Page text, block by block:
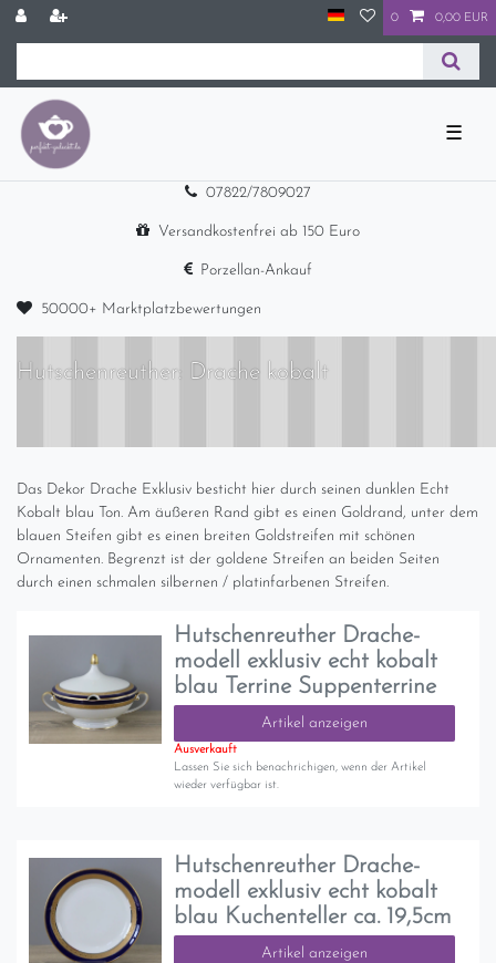
0 0,00 EUR
☰
07822/7809027
Versandkostenfrei ab 150 Euro
Porzellan-Ankauf
50000+ Marktplatzbewertungen
Hutschenreuther: Drache kobalt
Das Dekor Drache Exklusiv besticht hier durch seinen dunklen Echt
Kobalt blau Ton. Am äußeren Rand gibt es einen Goldrand, unter dem
blauen Steifen gibt es einen breiten Goldstreifen mit schönen
Ornamenten. Begrenzt ist der goldene Streifen an beiden Seiten
durch einen schmalen silbernen / platinfarbenen Streifen.
Hutschenreuther Drache-
modell exklusiv echt kobalt
blau Terrine Suppenterrine
Artikel anzeigen
Ausverkauft
Lassen Sie sich benachrichigen, wenn der Artikel
wieder verfügbar ist.
Hutschenreuther Drache-
modell exklusiv echt kobalt
blau Kuchenteller ca. 19,5cm
Artikel anzeigen